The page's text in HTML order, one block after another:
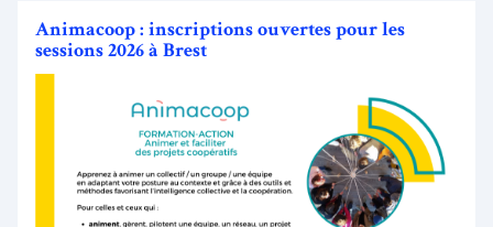
Animacoop : inscriptions ouvertes pour les
sessions 2026 à Brest